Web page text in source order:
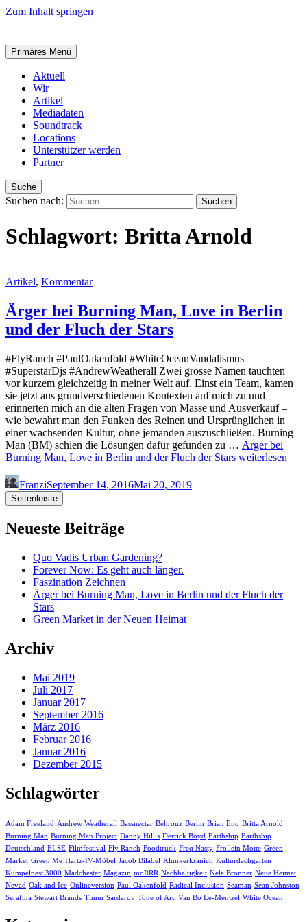
Zum Inhalt springen
Primäres Menü
Aktuell
Wir
Artikel
Mediadaten
Soundtrack
Locations
Unterstützer werden
Partner
Suche
Suchen nach:
Schlagwort: Britta Arnold
Artikel, Kommentar
Ärger bei Burning Man, Love in Berlin
und der Fluch der Stars
#FlyRanch #PaulOakenfold #WhiteOceanVandalismus
#SuperstarDjs #AndrewWeatherall Zwei grosse Namen tauchten
vor kurzem gleichzeitig in meiner Welt auf. Einst ein Team, kamen
sie jetzt aus grundverschiedenen Kontexten auf mich zu und
erinnerten mich an die alten Fragen von Masse und Ausverkauf –
wie bewahrt man den Funken des Reinen und Ursprünglichen in
einer wachsenden Kultur, ohne jemanden auszuschließen. Burning
Man (BM) schien die Lösungen dafür gefunden zu … Ärger bei
Burning Man, Love in Berlin und der Fluch der Stars weiterlesen
FranziSeptember 14, 2016Mai 20, 2019
Seitenleiste
Neueste Beiträge
Quo Vadis Urban Gardening?
Forever Now: Es geht auch länger.
Faszination Zeichnen
Ärger bei Burning Man, Love in Berlin und der Fluch der
Stars
Green Market in der Neuen Heimat
Archiv
Mai 2019
Juli 2017
Januar 2017
September 2016
März 2016
Februar 2016
Januar 2016
Dezember 2015
Schlagwörter
Adam Freeland Andrew Weatherall Bassnectar Behrouz Berlin Brian Eno Britta Arnold
Burning Man Burning Man Project Danny Hillis Derrick Boyd Earthship Earthship
Deutschland ELSE Filmfestival Fly Ranch Foodtruck Freq Nasty Frollein Motte Green
Market Green Me Hartz-IV-Möbel Jacob Bilabel Klunkerkranich Kulturdachgarten
Kumpelnest 3000 Madchester Magazin möRRR Nachhaltigkeit Nele Brönner Neue Heimat
Nevad Oak and Ice Onlineversion Paul Oakenfold Radical Inclusion Seaman Sean Johnston
Serafina Stewart Brands Timur Sardarov Tone of Arc Van Bo Le-Mentzel White Ocean